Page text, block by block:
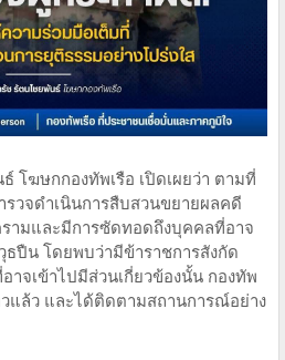
โฆษกกองทัพเรือ เปิดเผยว่า ตามที่
วจดำเนินการสืบสวนขยายผลคดี
ามและมีการซัดทอดถึงบุคคลที่อาจ
ธปืน โดยพบว่ามีข้าราชการสังกัด
าจเข้าไปมีส่วนเกี่ยวข้องนั้น กองทัพ
แล้ว และได้ติดตามสถานการณ์อย่าง